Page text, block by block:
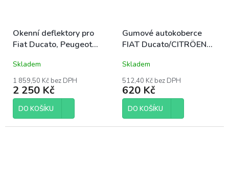
Okenní deflektory pro
Fiat Ducato, Peugeot
od 2006
Skladem
1 859,50 Kč bez DPH
2 250 Kč
DO KOŠÍKU
Gumové autokoberce
FIAT Ducato/CITRÖEN
3m 2006-2022
Skladem
512,40 Kč bez DPH
620 Kč
DO KOŠÍKU